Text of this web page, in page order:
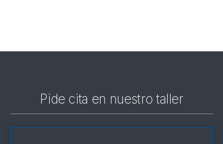
Pide cita en nuestro taller